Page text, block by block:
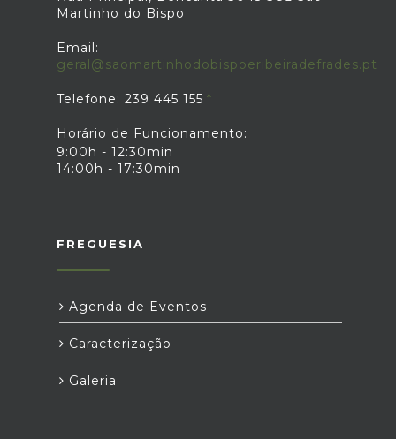
Martinho do Bispo
Email:
geral@saomartinhodobispoeribeiradefrades.pt
Telefone: 239 445 155
Horário de Funcionamento:
9:00h - 12:30min
14:00h - 17:30min
FREGUESIA
Agenda de Eventos
Caracterização
Galeria